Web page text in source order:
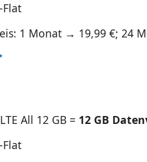
Flat
1 Monat → 19,99 €; 24
All 12 GB = 12 GB
Flat